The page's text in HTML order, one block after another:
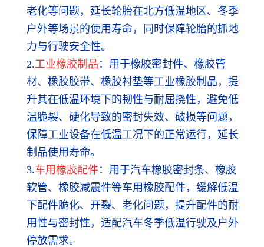
老化等问题，延长轮胎在北方低温地区、冬季
户外等场景的使用寿命，同时保障轮胎的抓地
力与行驶安全性。
2.工业橡胶制品 ：用于橡胶密封件、橡胶管
材、橡胶胶带、橡胶衬垫等工业橡胶制品，提
升其在低温环境下的韧性与耐屈挠性，避免低
温脆裂、硬化导致的密封失效、破损等问题，
保障工业设备在低温工况下的正常运行，延长
制品使用寿命。
3.车用橡胶配件：用于汽车橡胶密封条、橡胶
软管、橡胶减震件等车用橡胶配件，缓解低温
下配件脆化、开裂、老化问题，提升配件的耐
用性与密封性，适配汽车冬季低温行驶及户外
停放需求。